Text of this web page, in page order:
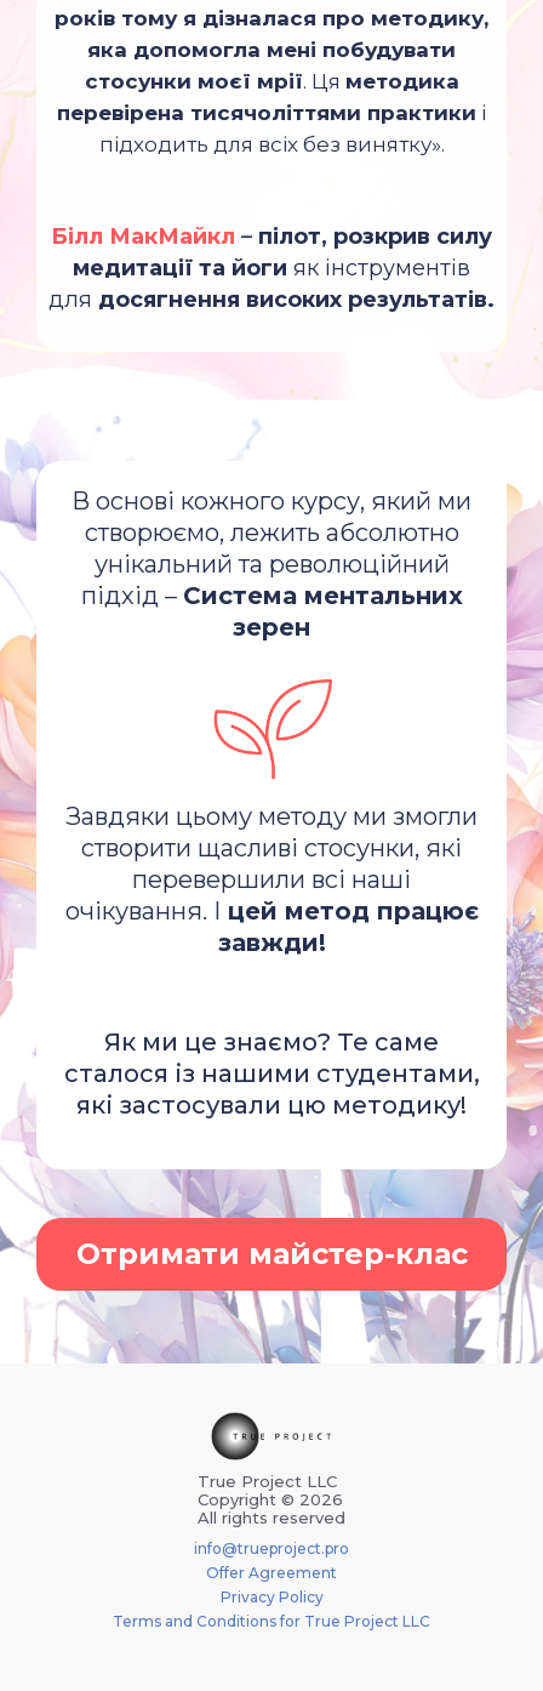
років тому я дізналася про методику,
яка допомогла мені побудувати
стосунки моєї мрії. Ця методика
перевірена тисячоліттями практики і
підходить для всіх без винятку».
Білл МакМайкл – пілот, розкрив силу
медитації та йоги як інструментів
для досягнення високих результатів.
В основі кожного курсу, який ми
створюємо, лежить абсолютно
унікальний та революційний
підхід – Система ментальних
зерен
Завдяки цьому методу ми змогли
створити щасливі стосунки, які
перевершили всі наші
очікування. І цей метод працює
завжди!
Як ми це знаємо? Те саме
сталося із нашими студентами,
які застосували цю методику!
Отримати майстер-клас
True Project LLC
Copyright © 2026
All rights reserved
info@trueproject.pro
Offer Agreement
Privacy Policy
Terms and Conditions for True Project LLC